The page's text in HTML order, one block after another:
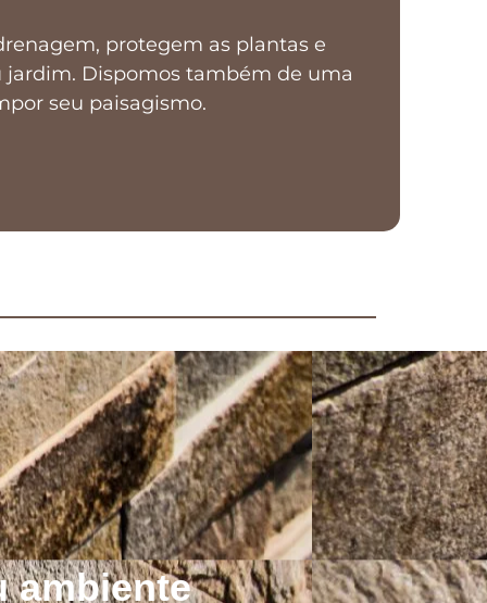
protegem as plantas e
Dispomos também de uma
seu paisagismo.
ambiente